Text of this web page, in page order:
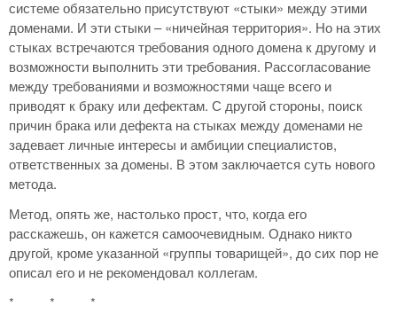
системе обязательно присутствуют «стыки» между этими
доменами. И эти стыки – «ничейная территория». Но на этих
стыках встречаются требования одного домена к другому и
возможности выполнить эти требования. Рассогласование
между требованиями и возможностями чаще всего и
приводят к браку или дефектам. С другой стороны, поиск
причин брака или дефекта на стыках между доменами не
задевает личные интересы и амбиции специалистов,
ответственных за домены. В этом заключается суть нового
метода.
Метод, опять же, настолько прост, что, когда его
расскажешь, он кажется самоочевидным. Однако никто
другой, кроме указанной «группы товарищей», до сих пор не
описал его и не рекомендовал коллегам.
* * *